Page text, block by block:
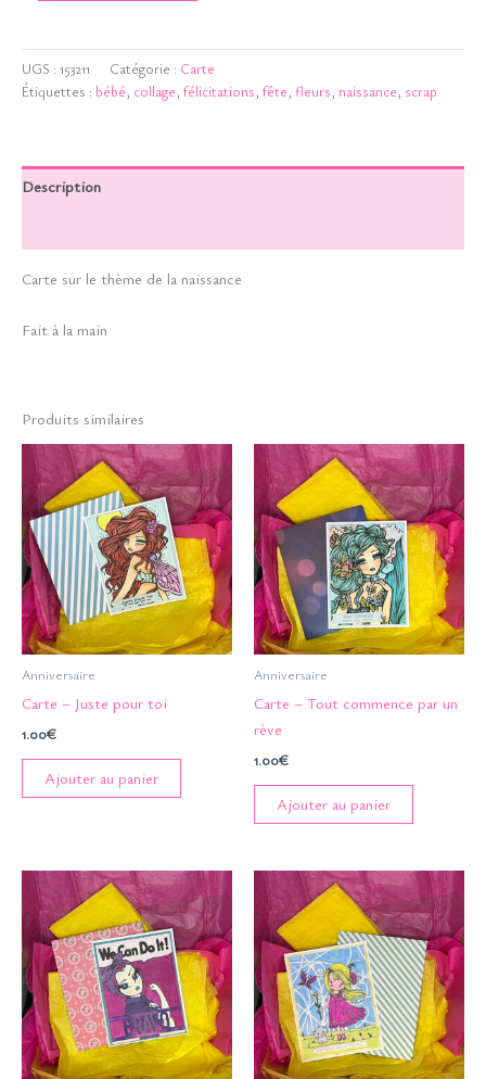
famille
s'agrandit
UGS : 153211 Catégorie : Carte
Étiquettes : bébé, collage, félicitations, fête, fleurs, naissance, scrap
Description
Carte sur le thème de la naissance
Fait à la main
Produits similaires
Anniversaire
Carte – Juste pour toi
1.00€
Ajouter au panier
Anniversaire
Carte – Tout commence par un
rève
1.00€
Ajouter au panier